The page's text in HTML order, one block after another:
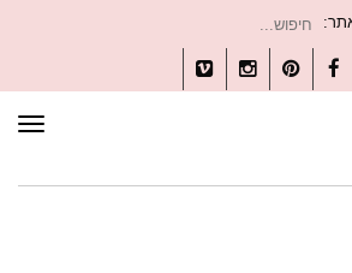
עבור:
Facebook
Pinterest
Instagram
Vimeo